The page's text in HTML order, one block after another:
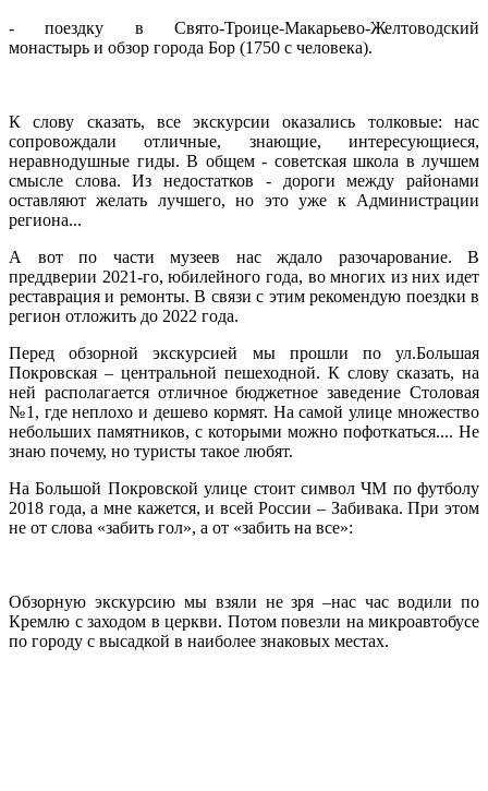
- поездку в Свято-Троице-Макарьево-Желтоводский
монастырь и обзор города Бор (1750 с человека).
К слову сказать, все экскурсии оказались толковые: нас
сопровождали отличные, знающие, интересующиеся,
неравнодушные гиды. В общем - советская школа в лучшем
смысле слова. Из недостатков - дороги между районами
оставляют желать лучшего, но это уже к Администрации
региона...
А вот по части музеев нас ждало разочарование. В
преддверии 2021-го, юбилейного года, во многих из них идет
реставрация и ремонты. В связи с этим рекомендую поездки в
регион отложить до 2022 года.
Перед обзорной экскурсией мы прошли по ул.Большая
Покровская – центральной пешеходной. К слову сказать, на
ней располагается отличное бюджетное заведение Столовая
№1, где неплохо и дешево кормят. На самой улице множество
небольших памятников, с которыми можно пофоткаться.... Не
знаю почему, но туристы такое любят.
На Большой Покровской улице стоит символ ЧМ по футболу
2018 года, а мне кажется, и всей России – Забивака. При этом
не от слова «забить гол», а от «забить на все»:
Обзорную экскурсию мы взяли не зря –нас час водили по
Кремлю с заходом в церкви. Потом повезли на микроавтобусе
по городу с высадкой в наиболее знаковых местах.